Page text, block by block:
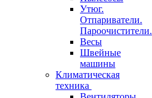
Утюг.
Отпариватели.
Пароочистители.
Весы
Швейные
машины
Климатическая
техника